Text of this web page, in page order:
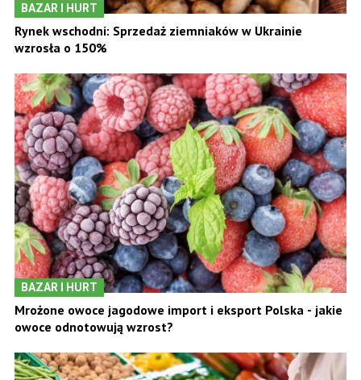
BAZAR I HURT
Rynek wschodni: Sprzedaż ziemniaków w Ukrainie
wzrosła o 150%
BAZAR I HURT
Mrożone owoce jagodowe import i eksport Polska - jakie
owoce odnotowują wzrost?